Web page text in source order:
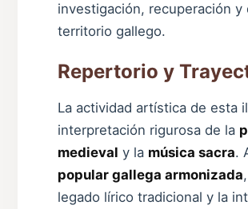
investigación, recuperación
territorio gallego.
Repertorio y
La actividad artística de esta
interpretación rigurosa de la
medieval y la música sacra.
popular gallega armonizada
legado lírico tradicional y la